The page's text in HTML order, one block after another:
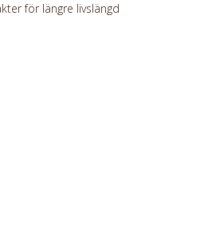
för längre livslängd